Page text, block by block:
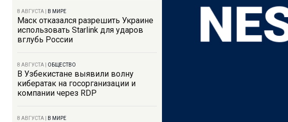
8 АВГУСТА В МИРЕ
Маск отказался разрешить Украине
использовать Starlink для ударов
вглубь России
8 АВГУСТА ОБЩЕСТВО
В Узбекистане выявили волну
кибератак на госорганизации и
компании через RDP
8 АВГУСТА В МИРЕ